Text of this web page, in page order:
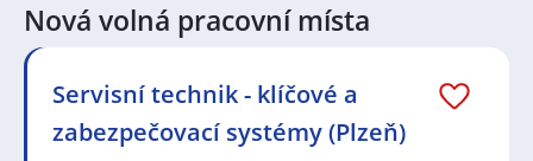
Nová volná pracovní místa
Servisní technik - klíčové a
zabezpečovací systémy (Plzeň)